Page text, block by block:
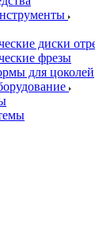
диски
фрезы
для цоколей